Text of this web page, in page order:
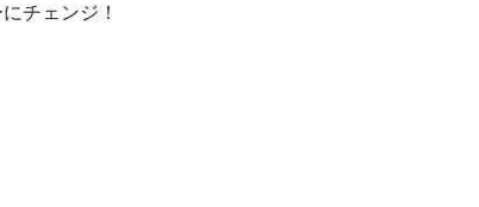
チェンジ！